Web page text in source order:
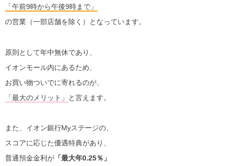
「午前9時から午後9時まで」
の営業（一部店舗を除く）となっています。
原則として年中無休であり、
イオンモール内にあるため、
お買い物ついでに寄れるのが、
「最大のメリット」
と言えます。
また、イオン銀行Myステージの、
スコアに応じた優遇特典があり、
普通預金金利が 「最大年0.25％」